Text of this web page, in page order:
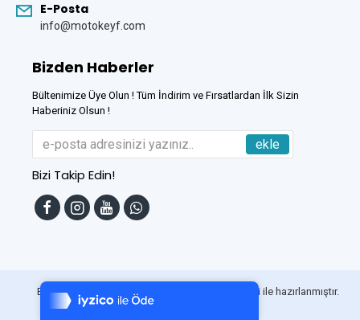
7/24 Canlı Destek
%100 Sorunsuz Alışveriş
E-Posta
info@motokeyf.com
Bizden Haberler
Bültenimize Üye Olun ! Tüm İndirim ve Fırsatlardan İlk Sizin
Haberiniz Olsun !
ekle
Bizi Takip Edin!
Bu Site DumanSoft Gelişmiş E-Ticaret sistemleri ile hazırlanmıştır.